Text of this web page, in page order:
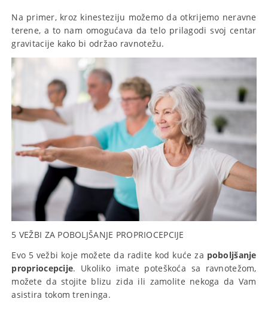
Na primer, kroz kinesteziju možemo da otkrijemo neravne
terene, a to nam omogućava da telo prilagodi svoj centar
gravitacije kako bi održao ravnotežu.
5 VEŽBI ZA POBOLJŠANJE PROPRIOCEPCIJE
Evo 5 vežbi koje možete da radite kod kuće za poboljšanje
propriocepcije. Ukoliko imate poteškoća sa ravnotežom,
možete da stojite blizu zida ili zamolite nekoga da Vam
asistira tokom treninga.